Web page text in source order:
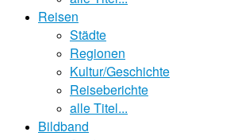
Reisen
Städte
Regionen
Kultur/Geschichte
Reiseberichte
alle Titel...
Bildband